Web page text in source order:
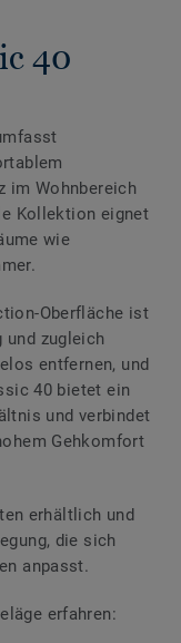
40
im Wohnbereich
Kollektion eignet
wie
Oberfläche ist
und zugleich
entfernen, und
40 bietet ein
und verbindet
Gehkomfort
erhältlich und
die sich
anpasst.
erfahren: